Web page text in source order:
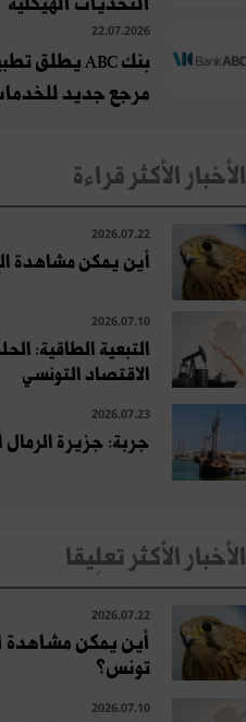
22.07.2026
مرجع جديد
الأخبار الأكثر قراءة
2026.07.22
أين يمكن مشاهدة
2026.07.10
التبعية الطاقية:
الاقتصاد التونسي
2026.07.23
جربة: جزيرة الرمال
الأخبار الأكثر تعلِيقا
2026.07.22
أين يمكن مشاهدة
تونس؟
2026.07.10